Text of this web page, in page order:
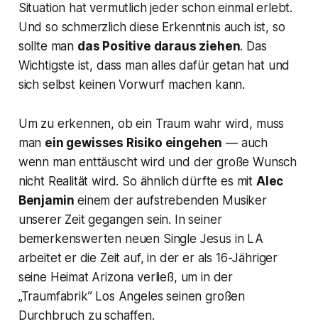
Situation hat vermutlich jeder schon einmal erlebt.
Und so schmerzlich diese Erkenntnis auch ist, so
sollte man das Positive daraus ziehen. Das
Wichtigste ist, dass man alles dafür getan hat und
sich selbst keinen Vorwurf machen kann.
Um zu erkennen, ob ein Traum wahr wird, muss
man ein gewisses Risiko eingehen — auch
wenn man enttäuscht wird und der große Wunsch
nicht Realität wird. So ähnlich dürfte es mit Alec
Benjamin einem der aufstrebenden Musiker
unserer Zeit gegangen sein. In seiner
bemerkenswerten neuen Single Jesus in LA
arbeitet er die Zeit auf, in der er als 16-Jähriger
seine Heimat Arizona verließ, um in der
„Traumfabrik” Los Angeles seinen großen
Durchbruch zu schaffen.